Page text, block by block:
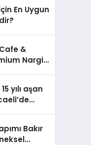
En Uygun
&
Nargile
yılı aşan
Bakır